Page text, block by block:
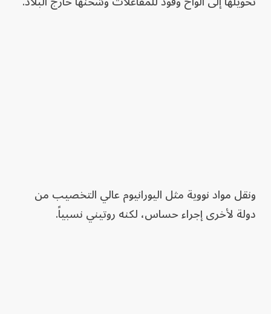
ونقل مواد نووية مثل اليورانيوم عالي التخصيب من
دولة لأخرى إجراء حساس، لكنه روتيني نسبياً.